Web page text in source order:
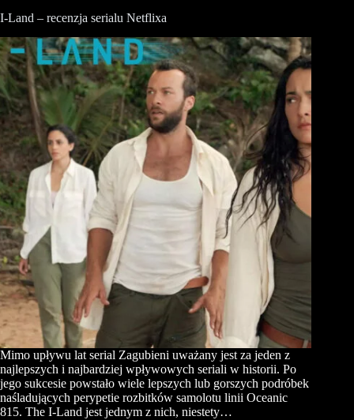
I-Land – recenzja serialu Netflixa
Mimo upływu lat serial Zagubieni uważany jest za jeden z
najlepszych i najbardziej wpływowych seriali w historii. Po
jego sukcesie powstało wiele lepszych lub gorszych podróbek
naśladujących perypetie rozbitków samolotu linii Oceanic
815. The I-Land jest jednym z nich, niestety…